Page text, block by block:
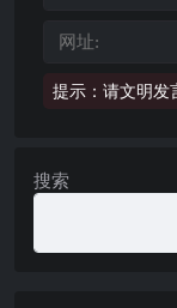
提示：请文明发
搜索